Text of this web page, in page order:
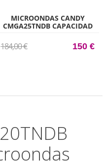
MICROONDAS CANDY
CMGA25TNDB CAPACIDAD
184,00 € 150 €